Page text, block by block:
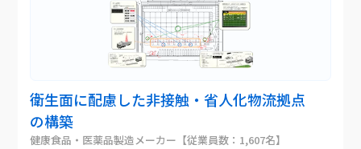
衛生面に配慮した非接触・省人化物流拠点
の構築
健康食品・医薬品製造メーカー【従業員数：1,607名】